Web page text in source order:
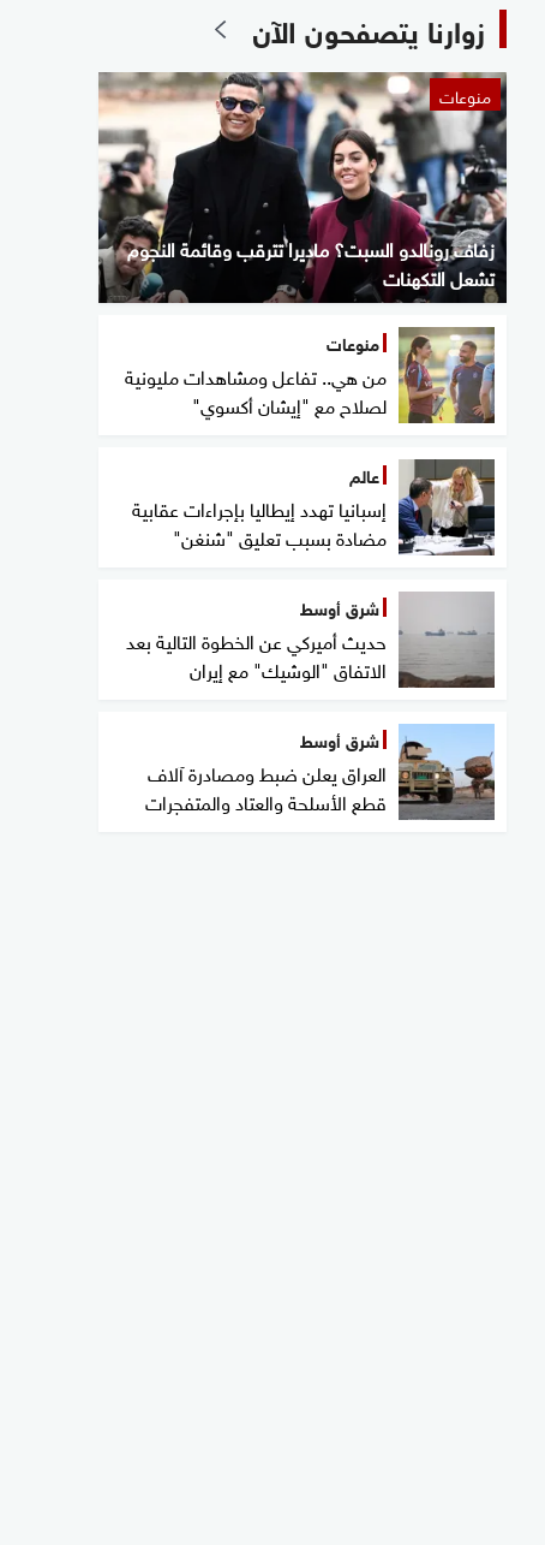
زوارنا يتصفحون الآن
منوعات
زفاف رونالدو السبت؟ ماديرا تترقب وقائمة النجوم
تشعل التكهنات
منوعات
من هي.. تفاعل ومشاهدات مليونية
لصلاح مع "إيشان أكسوي"
عالم
إسبانيا تهدد إيطاليا بإجراءات عقابية
مضادة بسبب تعليق "شنغن"
شرق أوسط
حديث أميركي عن الخطوة التالية بعد
الاتفاق "الوشيك" مع إيران
شرق أوسط
العراق يعلن ضبط ومصادرة آلاف
قطع الأسلحة والعتاد والمتفجرات